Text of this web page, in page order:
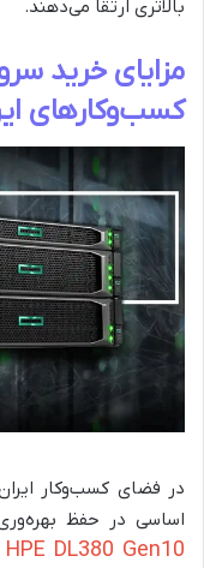
بالاتری ارتقا می‌دهند.
کسب‌وکارهای
در فضای کسب‌وکار
اساسی در حفظ
HPE DL380 Gen10